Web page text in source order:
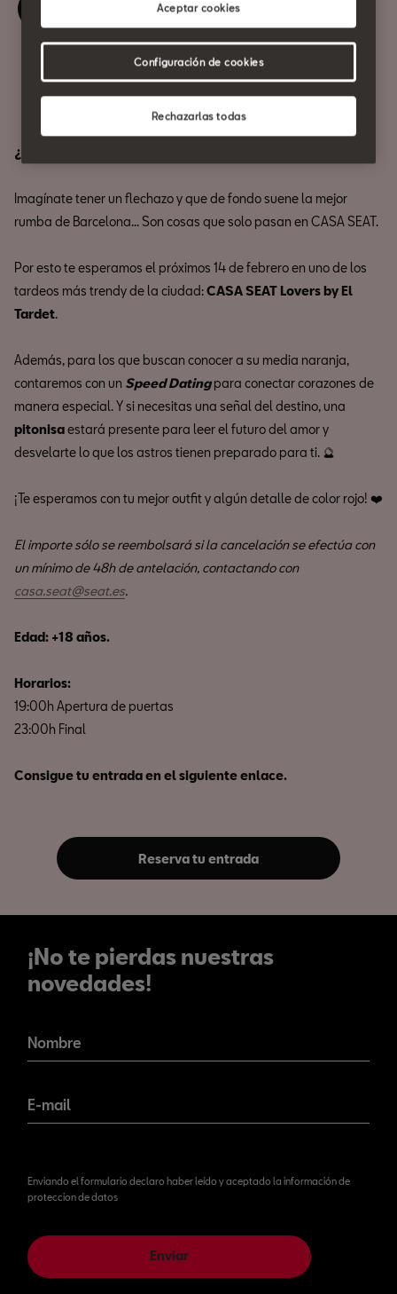
Reserva tu entrada
Compartir
¿Estás listo para tu cita más esperada en CASA SEAT? ❤️‍🔥
Imagínate tener un flechazo y que de fondo suene la mejor
rumba de Barcelona... Son cosas que solo pasan en CASA SEAT.
Por esto te esperamos el próximos 14 de febrero en uno de los
tardeos más trendy de la ciudad:CASA SEAT Lovers by El
Tardet.
Además, para los que buscan conocer a su media naranja,
contaremos con un Speed Datingpara conectar corazones de
manera especial. Y si necesitas una señal del destino, una
pitonisaestará presente para leer el futuro del amor y
desvelarte lo que los astros tienen preparado para ti. 🔮
¡Te esperamos con tu mejor outfit y algún detalle de color rojo! ❤️
El importe sólo se reembolsará si la cancelación se efectúa con
un mínimo de 48h de antelación, contactando con
casa.seat@seat.es.
Edad: +18 años.
Horarios:
19:00h Apertura de puertas
23:00h Final
Consigue tu entrada en el siguiente enlace.
Reserva tu entrada
¡No te pierdas nuestras
novedades!
novedades!
Nombre
E-mail
Enviando el formulario declaro haber leído y aceptado la información de
proteccion de datos
Enviar
Rechazarlas todas
Aceptar cookies
Configuración de cookies